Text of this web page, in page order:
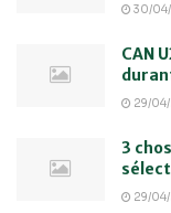
30/
CAN
29/
3
29/